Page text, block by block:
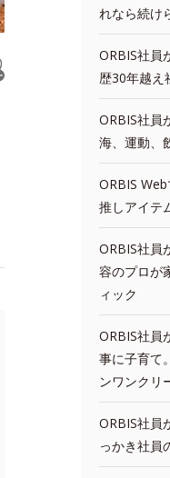
れなら続け
ORBIS社員
歴30年越え
ORBIS社員
海、運動、
ORBIS
推しアイテ
ORBIS社員
容のプロが
ィック
ORBIS社員
事に子育て
ンワンクリ
ORBIS社員
っかき社員